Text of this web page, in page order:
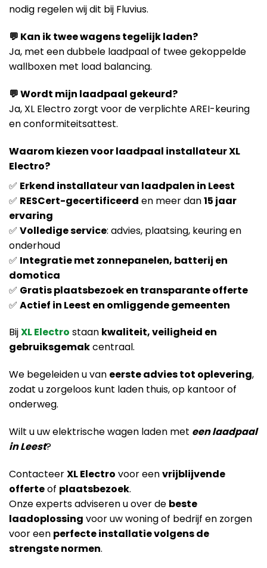
nodig regelen wij dit bij Fluvius.
💬 Kan ik twee wagens tegelijk laden?
Ja, met een dubbele laadpaal of twee gekoppelde
wallboxen met load balancing.
💬 Wordt mijn laadpaal gekeurd?
Ja, XL Electro zorgt voor de verplichte AREI-keuring
en conformiteitsattest.
Waarom kiezen voor laadpaal installateur XL
Electro?
✅ Erkend installateur van laadpalen in Leest
✅ RESCert-gecertificeerd en meer dan15 jaar
ervaring
✅ Volledige service: advies, plaatsing, keuring en
onderhoud
✅ Integratie met zonnepanelen, batterij en
domotica
✅ Gratis plaatsbezoek en transparante offerte
✅ Actief in Leest en omliggende gemeenten
BijXL Electro staan kwaliteit, veiligheid en
gebruiksgemakcentraal.
We begeleiden u van eerste advies tot oplevering,
zodat u zorgeloos kunt laden thuis, op kantoor of
onderweg.
Wilt u uw elektrische wagen laden met een laadpaal
in Leest?
ContacteerXL Electro voor eenvrijblijvende
offerteof plaatsbezoek.
Onze experts adviseren u over de beste
laadoplossing voor uw woning of bedrijf en zorgen
voor een perfecte installatie volgens de
strengste normen.